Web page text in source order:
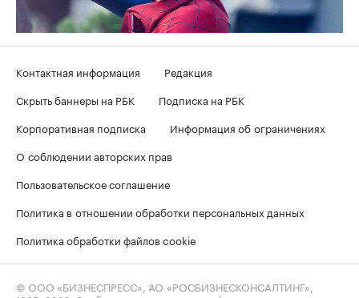
Контактная информация
Редакция
Скрыть баннеры на РБК
Подписка на РБК
Корпоративная подписка
Информация об ограничениях
О соблюдении авторских прав
Пользовательское соглашение
Политика в отношении обработки персональных данных
Политика обработки файлов cookie
© ООО «БИЗНЕСПРЕСС», АО «РОСБИЗНЕСКОНСАЛТИНГ»,